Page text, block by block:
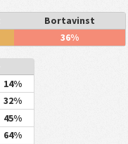
Bortavinst
36%
14%
32%
45%
64%